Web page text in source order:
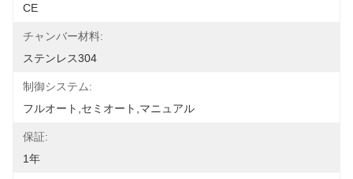
CE
チャンバー材料:
ステンレス304
制御システム:
フルオート,セミオート,マニュアル
保証:
1年